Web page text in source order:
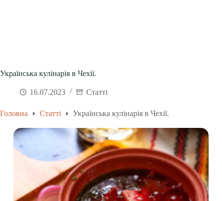
Українська кулінарія в Чехії.
16.07.2023 Статті
Головна Статті Українська кулінарія в Чехії.